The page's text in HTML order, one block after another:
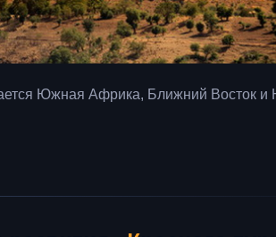
Южная Африка, Ближний Восток